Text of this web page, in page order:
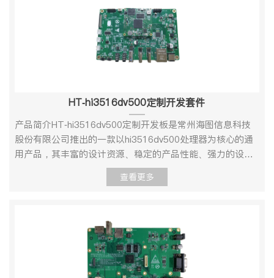
富和灵活的CPU资源，以满足客户计算和控制需 求。
Hi3516DV500集成了神经网络推理引擎，最高2Tops NN算
力，支持业界主流的神经网络框架。Hi3516DV500提供稳
定、易用的SDK软件开发包，支撑客户产品快速量产。 产
品外观 HT-3516DV500正面图 产品规格1、机械尺寸 HT-
Hi3516DV500内核 双核ARM Cortex
A55@850MHz NNIE2.5Tops运算性能存储内存
DDRDDR4*4 2GBFlash MemoryEMMC8GB视频输入1MIPI
8Lane 视频输出1MIPI/VODEBUG1RS232以太网1千兆
UART4TTLUSB1USB2.0MIC1LINE IN1LINE
OUT1RS4851TF1WIFI1JTAG1GPIOSPI/I2C2SPI*2/I2C*6
boot-2010.06启动方式支持从SPI_NOR 启动烧录方式调试
串口 Kernel版本linux-3.4支持的文件系统nfs/yaffs2等下载
方式串口/网口 Device DriverSerial port串口驱动
Ethernet10/100/1000M 以太网卡驱动USB hostUSB 2.0
HT-hi3516dv500定制开发套件
产品简介HT-hi3516dv500定制开发板是常州海图信息科技
股份有限公司推出的一款以hi3516dv500处理器为核心的通
用产品，其丰富的设计资源、稳定的产品性能、强力的设计
支持，为客户二次开发快速转化产品提供强有力的技术保
障。HT-hi3516dv500定制开发板集多种优势于一身，可用
保的智能摄像机产品。性能及应用介绍HT-hi3516dv500定
制开发板H.265/H.264编解码，编码/解码性能高达
4K*2K@30fps 该芯片集成了海思第 四代ISP，支持WDR、
多级降噪、六轴防抖及多种图像增强和矫正算法，为客户提
查看更多